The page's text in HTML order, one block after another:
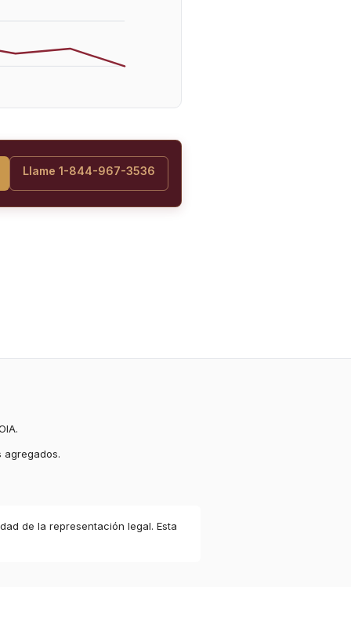
Llame 1-844-967-3536
agregados.
de la representación legal. Esta